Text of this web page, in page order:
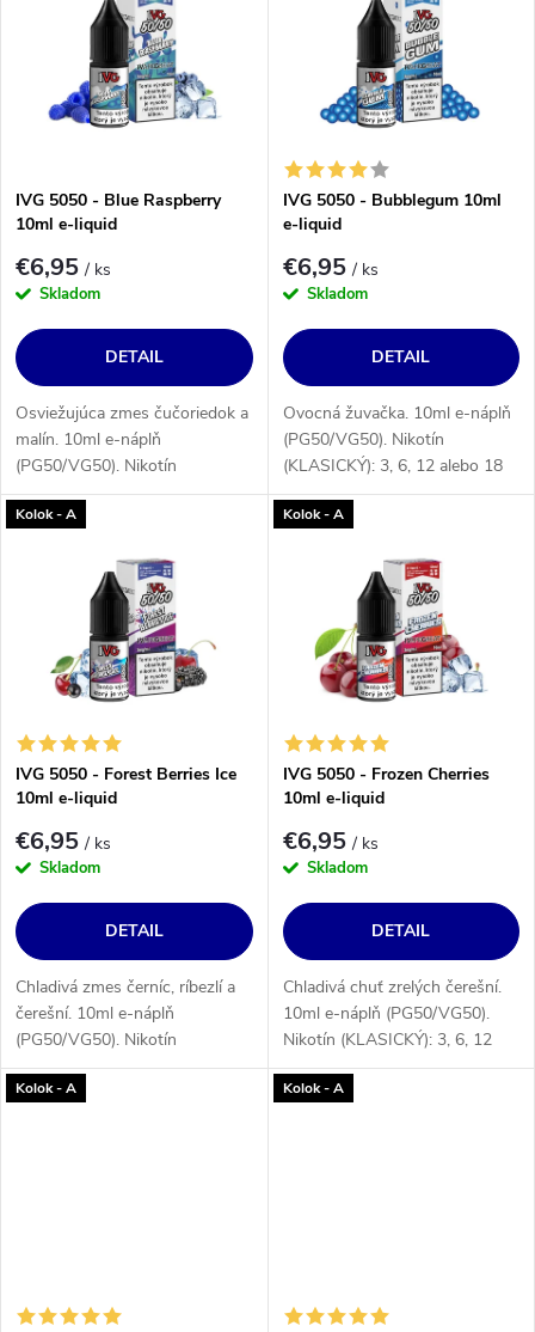
o
d
u
k
t
o
v
o
d
u
k
t
o
v
IVG 5050 - Blue Raspberry
10ml e-liquid
€6,95/ ks
Skladom
DETAIL
Osviežujúca zmes čučoriedok a
malín. 10ml e-náplň
(PG50/VG50). Nikotín
(KLASICKÝ): 3, 6, 12 alebo 18
mg/ml.
IVG 5050 - Bubblegum 10ml
e-liquid
€6,95/ ks
Skladom
DETAIL
Ovocná žuvačka. 10ml e-náplň
(PG50/VG50). Nikotín
(KLASICKÝ): 3, 6, 12 alebo 18
mg/ml.
Kolok - A
IVG 5050 - Forest Berries Ice
10ml e-liquid
€6,95/ ks
Skladom
DETAIL
Chladivá zmes černíc, ríbezlí a
čerešní. 10ml e-náplň
(PG50/VG50). Nikotín
(KLASICKÝ): 3, 6, 12 alebo 18
mg/ml.
Kolok - A
IVG 5050 - Frozen Cherries
10ml e-liquid
€6,95/ ks
Skladom
DETAIL
Chladivá chuť zrelých čerešní.
10ml e-náplň (PG50/VG50).
Nikotín (KLASICKÝ): 3, 6, 12
alebo 18 mg/ml.
Kolok - A Kolok - A